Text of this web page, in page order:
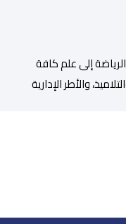
إلى علم كافة
والأطر الإداریة